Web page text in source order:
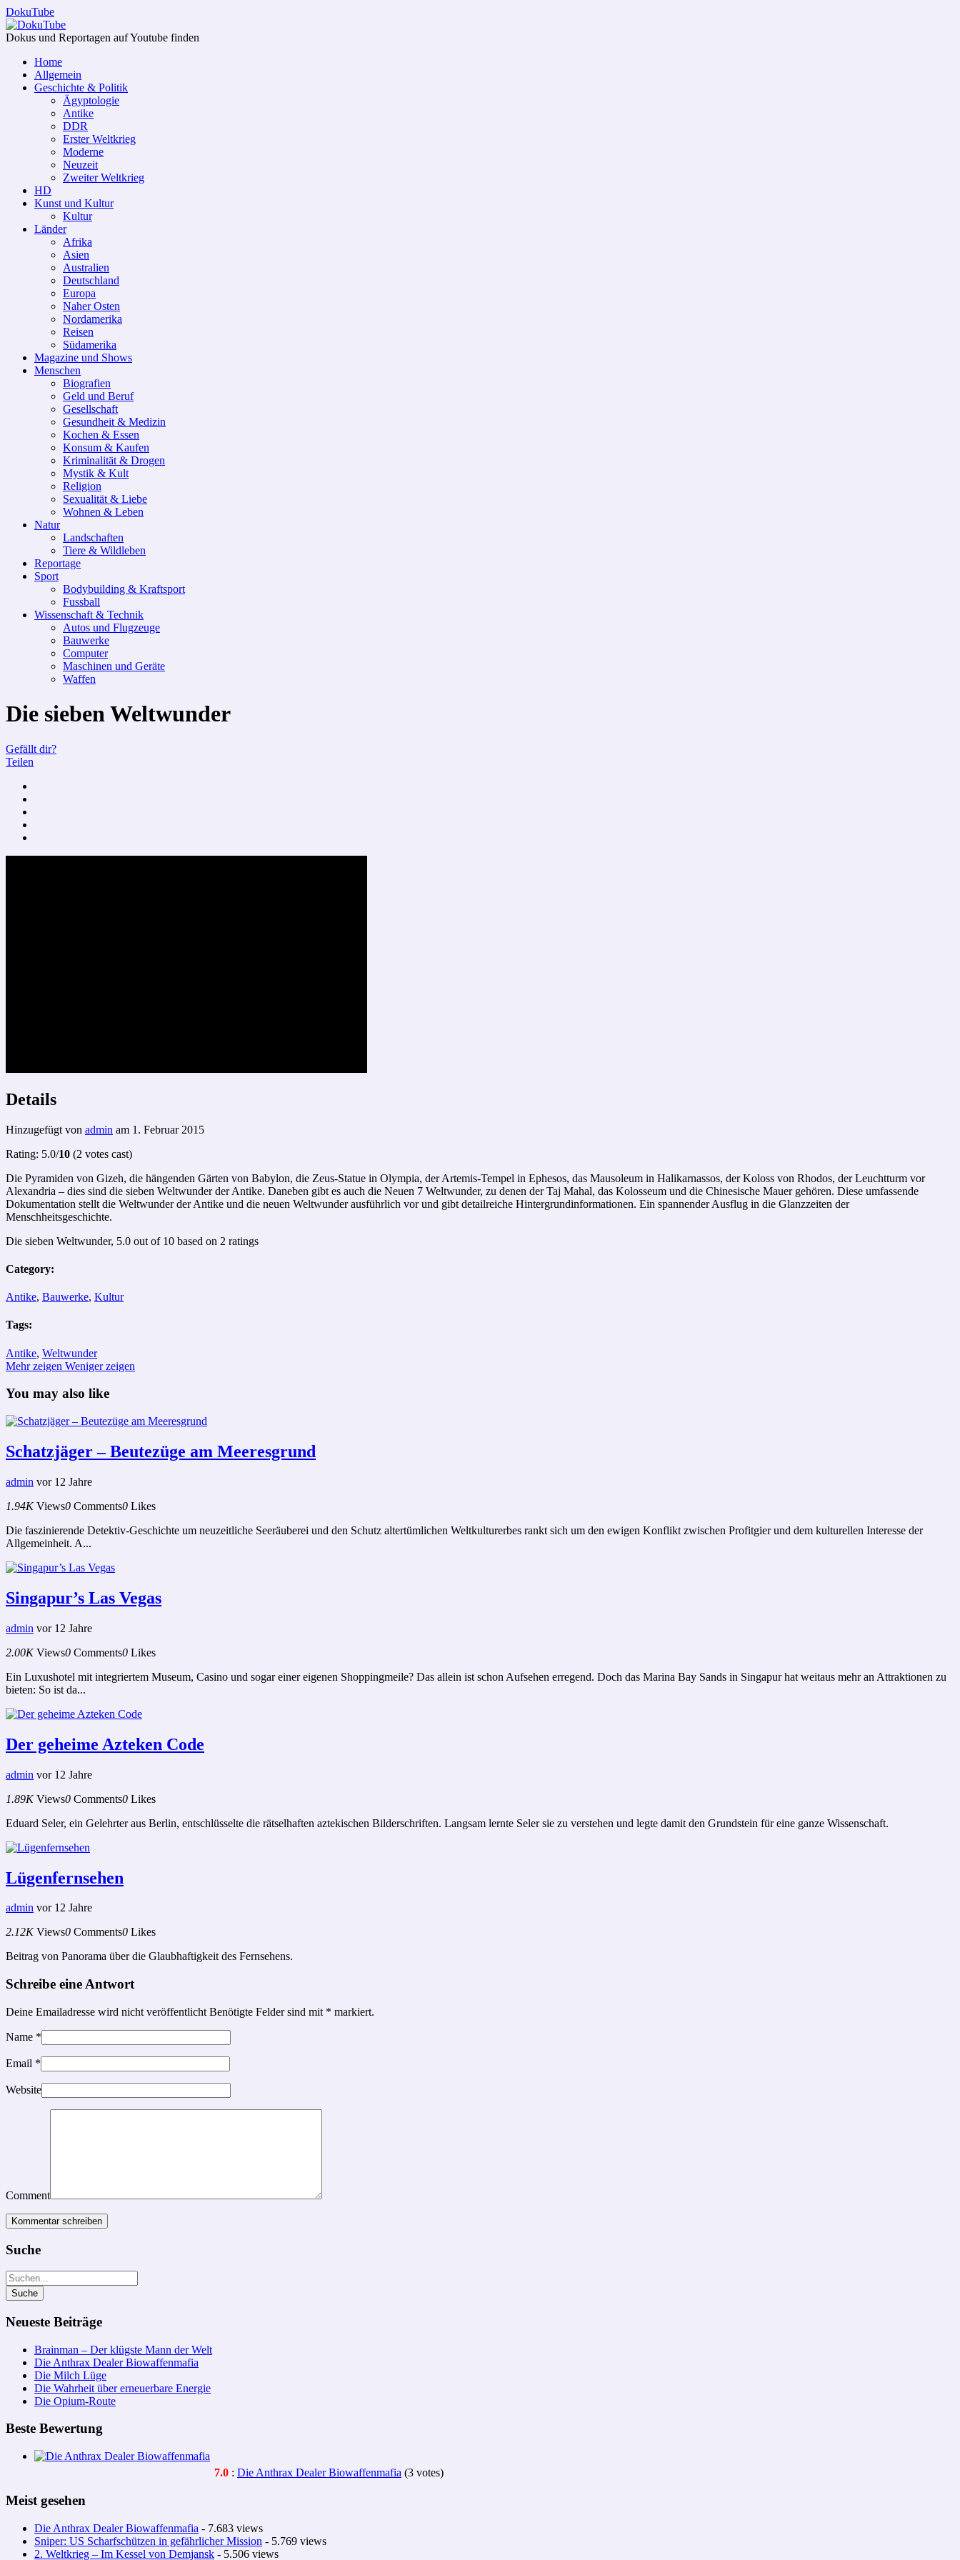
DokuTube
Dokus und Reportagen auf Youtube finden
Home
Allgemein
Geschichte & Politik
Ägyptologie
Antike
DDR
Erster Weltkrieg
Moderne
Neuzeit
Zweiter Weltkrieg
HD
Kunst und Kultur
Kultur
Länder
Afrika
Asien
Australien
Deutschland
Europa
Naher Osten
Nordamerika
Reisen
Südamerika
Magazine und Shows
Menschen
Biografien
Geld und Beruf
Gesellschaft
Gesundheit & Medizin
Kochen & Essen
Konsum & Kaufen
Kriminalität & Drogen
Mystik & Kult
Religion
Sexualität & Liebe
Wohnen & Leben
Natur
Landschaften
Tiere & Wildleben
Reportage
Sport
Bodybuilding & Kraftsport
Fussball
Wissenschaft & Technik
Autos und Flugzeuge
Bauwerke
Computer
Maschinen und Geräte
Waffen
Die sieben Weltwunder
Gefällt dir?
Teilen
Details
Hinzugefügt von admin am 1. Februar 2015
Rating: 5.0/10 (2 votes cast)
Die Pyramiden von Gizeh, die hängenden Gärten von Babylon, die Zeus-Statue in Olympia, der Artemis-Tempel in Ephesos, das Mausoleum in Halikarnassos, der Koloss von Rhodos, der Leuchtturm vor
Alexandria – dies sind die sieben Weltwunder der Antike. Daneben gibt es auch die Neuen 7 Weltwunder, zu denen der Taj Mahal, das Kolosseum und die Chinesische Mauer gehören. Diese umfassende
Dokumentation stellt die Weltwunder der Antike und die neuen Weltwunder ausführlich vor und gibt detailreiche Hintergrundinformationen. Ein spannender Ausflug in die Glanzzeiten der
Menschheitsgeschichte.
Die sieben Weltwunder, 5.0 out of 10 based on 2 ratings
Category:
Antike, Bauwerke, Kultur
Tags:
Antike, Weltwunder
Mehr zeigen Weniger zeigen
You may also like
Schatzjäger – Beutezüge am Meeresgrund
admin vor 12 Jahre
1.94K Views0 Comments0 Likes
Die faszinierende Detektiv-Geschichte um neuzeitliche Seeräuberei und den Schutz altertümlichen Weltkulturerbes rankt sich um den ewigen Konflikt zwischen Profitgier und dem kulturellen Interesse der
Allgemeinheit. A...
Singapur’s Las Vegas
admin vor 12 Jahre
2.00K Views0 Comments0 Likes
Ein Luxushotel mit integriertem Museum, Casino und sogar einer eigenen Shoppingmeile? Das allein ist schon Aufsehen erregend. Doch das Marina Bay Sands in Singapur hat weitaus mehr an Attraktionen zu
bieten: So ist da...
Der geheime Azteken Code
admin vor 12 Jahre
1.89K Views0 Comments0 Likes
Eduard Seler, ein Gelehrter aus Berlin, entschlüsselte die rätselhaften aztekischen Bilderschriften. Langsam lernte Seler sie zu verstehen und legte damit den Grundstein für eine ganze Wissenschaft.
Lügenfernsehen
admin vor 12 Jahre
2.12K Views0 Comments0 Likes
Beitrag von Panorama über die Glaubhaftigkeit des Fernsehens.
Schreibe eine Antwort
Deine Emailadresse wird nicht veröffentlicht Benötigte Felder sind mit * markiert.
Name *
Email *
Website
Comment
Suche
Neueste Beiträge
Brainman – Der klügste Mann der Welt
Die Anthrax Dealer Biowaffenmafia
Die Milch Lüge
Die Wahrheit über erneuerbare Energie
Die Opium-Route
Beste Bewertung
7.0 : Die Anthrax Dealer Biowaffenmafia (3 votes)
Meist gesehen
Die Anthrax Dealer Biowaffenmafia - 7.683 views
Sniper: US Scharfschützen in gefährlicher Mission - 5.769 views
2. Weltkrieg – Im Kessel von Demjansk - 5.506 views